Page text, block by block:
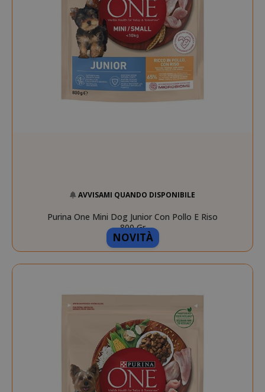
NOVITÀ
AVVISAMI QUANDO DISPONIBILE
Purina One Mini Dog Junior Con Pollo E Riso
800 Gr